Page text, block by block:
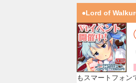
●Lord of
もスマートフォン